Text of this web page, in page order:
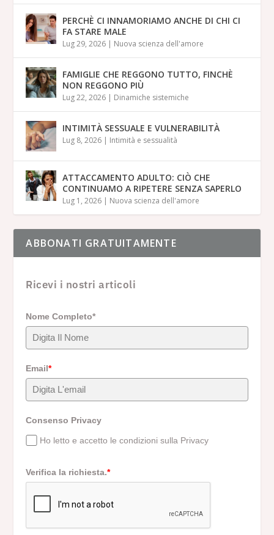
PERCHÈ CI INNAMORIAMO ANCHE DI CHI CI
FA STARE MALE
Lug 29, 2026 | Nuova scienza dell'amore
FAMIGLIE CHE REGGONO TUTTO, FINCHÈ
NON REGGONO PIÙ
Lug 22, 2026 | Dinamiche sistemiche
INTIMITÀ SESSUALE E VULNERABILITÀ
Lug 8, 2026 | Intimità e sessualità
ATTACCAMENTO ADULTO: CIÒ CHE
CONTINUAMO A RIPETERE SENZA SAPERLO
Lug 1, 2026 | Nuova scienza dell'amore
ABBONATI GRATUITAMENTE
Ricevi i nostri articoli
Nome Completo*
Email*
Consenso Privacy
Ho letto e accetto le condizioni sulla Privacy
Verifica la richiesta.*